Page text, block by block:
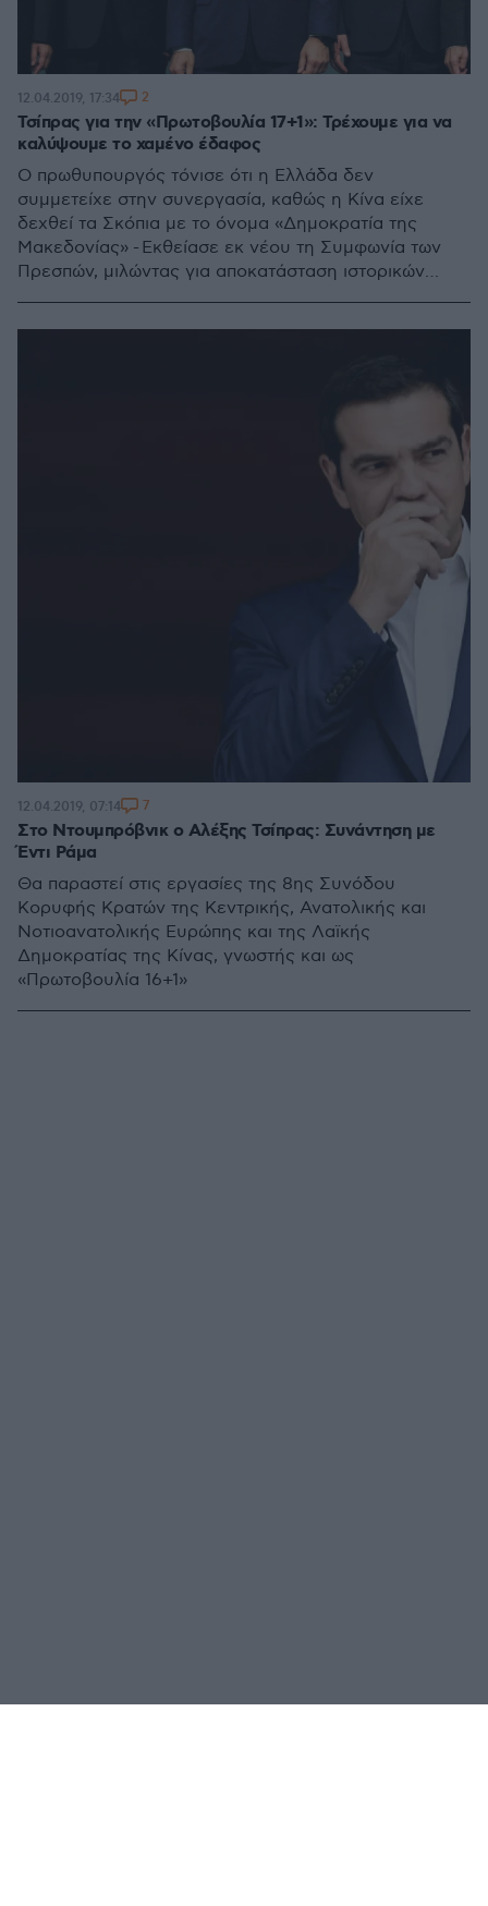
Τσίπρας για την «Πρωτοβουλία 17+1»: Τρέχουμε για να
καλύψουμε το χαμένο έδαφος
Ο πρωθυπουργός τόνισε ότι η Ελλάδα δεν
συμμετείχε στην συνεργασία, καθώς η Κίνα είχε
δεχθεί τα Σκόπια με το όνομα «Δημοκρατία της
Μακεδονίας» - Εκθείασε εκ νέου τη Συμφωνία των
Πρεσπών, μιλώντας για αποκατάσταση ιστορικών
12.04.2019, 17:34 2
Στο Ντουμπρόβνικ ο Αλέξης Τσίπρας: Συνάντηση με
Έντι Ράμα
Θα παραστεί στις εργασίες της 8ης Συνόδου
Κορυφής Κρατών της Κεντρικής, Ανατολικής και
Νοτιοανατολικής Ευρώπης και της Λαϊκής
Δημοκρατίας της Κίνας, γνωστής και ως
«Πρωτοβουλία 16+1»
12.04.2019, 07:14 7